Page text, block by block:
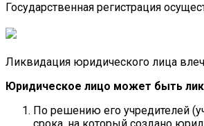
Государственная регистрация
Ликвидация юридического лица
Юридическое лицо может быть
По решению его учредителей